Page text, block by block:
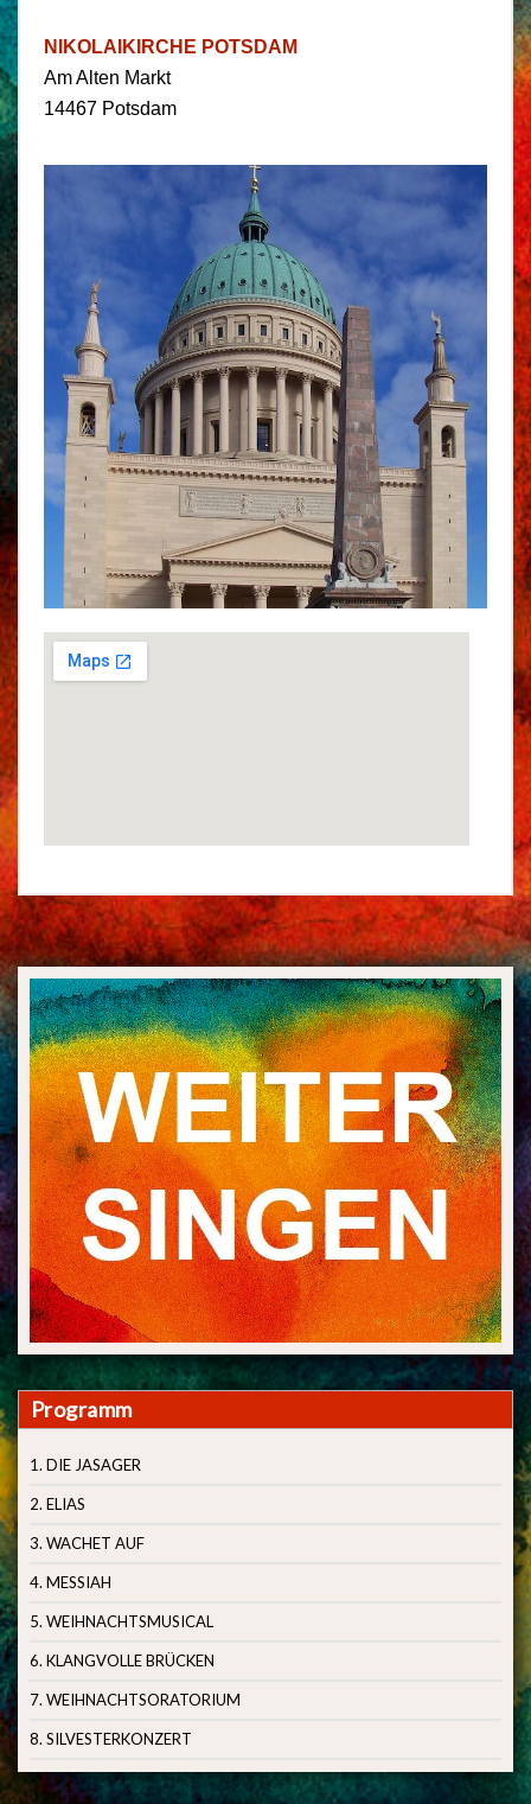
NIKOLAIKIRCHE POTSDAM
Am Alten Markt
14467 Potsdam
Programm
1. DIE JASAGER
2. ELIAS
3. WACHET AUF
4. MESSIAH
5. WEIHNACHTSMUSICAL
6. KLANGVOLLE BRÜCKEN
7. WEIHNACHTSORATORIUM
8. SILVESTERKONZERT